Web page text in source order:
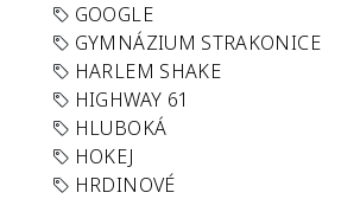
GOOGLE
GYMNÁZIUM STRAKONICE
HARLEM SHAKE
HIGHWAY 61
HLUBOKÁ
HOKEJ
HRDINOVÉ